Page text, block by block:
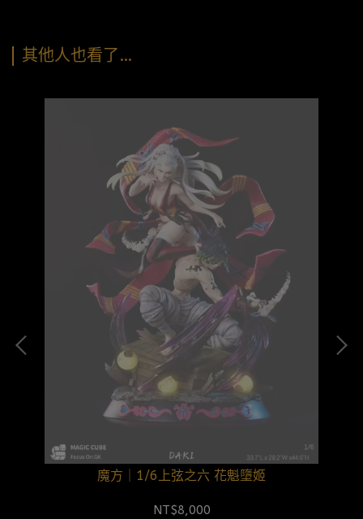
其他人也看了…
魔方｜1/6上弦之六 花魁墮姬
NT$8,000